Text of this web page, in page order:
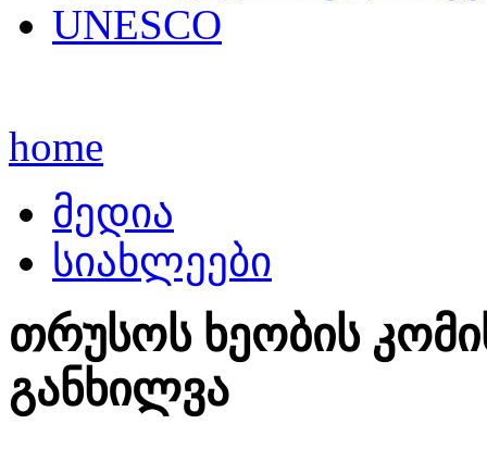
UNESCO
home
მედია
სიახლეები
თრუსოს ხეობის
განხილვა